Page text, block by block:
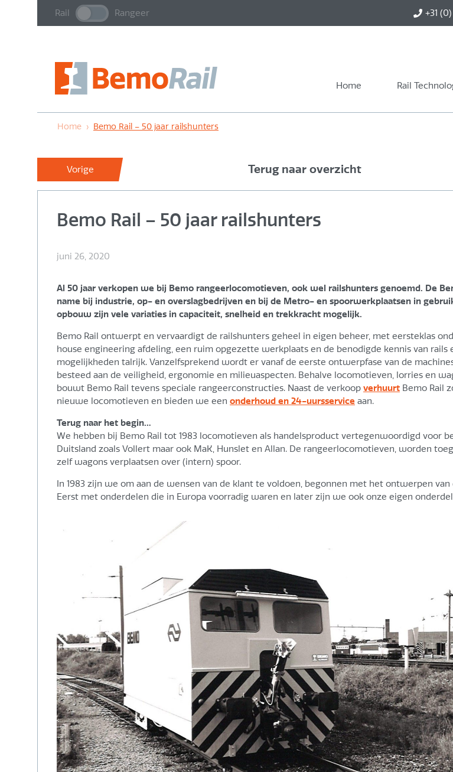
Rail Rangeer +31
Home Rail
Home › Bemo Rail – 50 jaar railshunters
Vorige Terug naar overzicht
Bemo Rail – 50 jaar railshunters
juni 26, 2020
Al 50 jaar verkopen we bij Bemo rangeerlocomotieven, ook wel railshunters genoemd. De
name bij industrie, op- en overslagbedrijven en bij de Metro- en spoorwerkplaatsen in
opbouw zijn vele variaties in capaciteit, snelheid en trekkracht mogelijk.
Bemo Rail ontwerpt en vervaardigt de railshunters geheel in eigen beheer, met eersteklas
house engineering afdeling, een ruim opgezette werkplaats en de benodigde kennis van rails
mogelijkheden talrijk. Vanzelfsprekend wordt er vanaf de eerste ontwerpfase van de
besteed aan de veiligheid, ergonomie en milieuaspecten. Behalve locomotieven, lorries en
bouwt Bemo Rail tevens speciale rangeerconstructies. Naast de verkoop verhuurt Bemo Rail
nieuwe locomotieven en bieden we een onderhoud en 24-uursservice aan.
Terug naar het begin…
We hebben bij Bemo Rail tot 1983 locomotieven als handelsproduct vertegenwoordigd voor
Duitsland zoals Vollert maar ook MaK, Hunslet en Allan. De rangeerlocomotieven, worden
zelf wagons verplaatsen over (intern) spoor.
In 1983 zijn we om aan de wensen van de klant te voldoen, begonnen met het ontwerpen
Eerst met onderdelen die in Europa voorradig waren en later zijn we ook onze eigen